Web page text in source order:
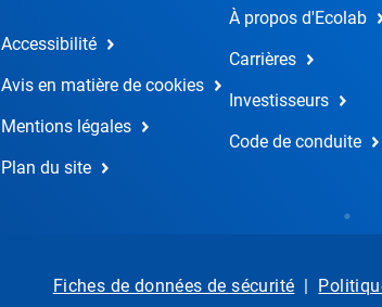
Accessibilité
Avis en matière de cookies
Mentions légales
Plan du site
À propos d'Ecolab
Carrières
Investisseurs
Code de conduite
Fiches de données de sécurité |